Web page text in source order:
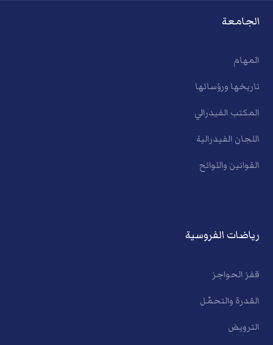
الجامعة
المهام
تاريخها ورؤسائها
المكتب الفيدرالي
اللجان الفيدرالية
القوانين واللوائح
رياضات الفروسية
قفز الحواجز
القدرة والتحمّل
الترويض